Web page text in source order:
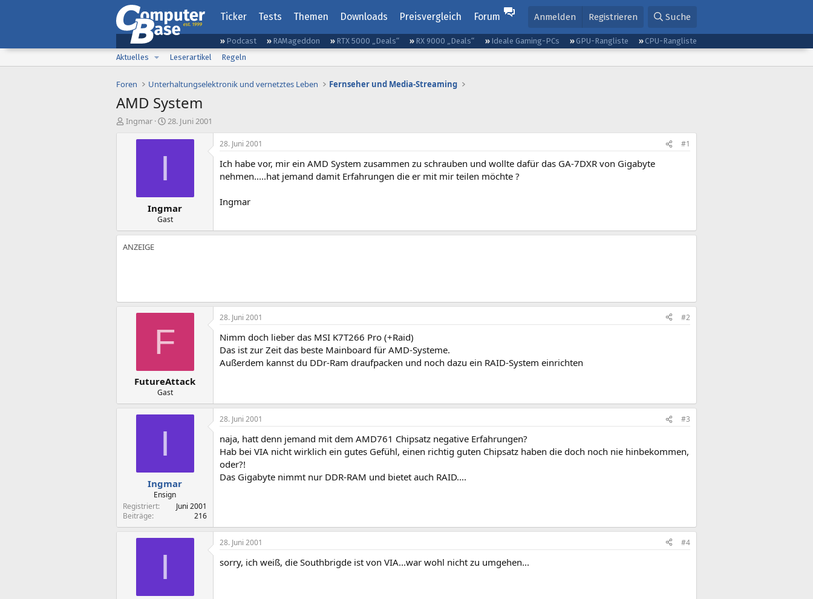
Ticker Tests Themen Downloads Preisvergleich Forum Anmelden Registrieren Suche
Podcast RAMageddon RTX 5000 „Deals“ RX 9000 „Deals“ Ideale Gaming-PCs GPU-Rangliste
CPU-Rangliste
Aktuelles
Leserartikel Regeln
Foren Unterhaltungselektronik und vernetztes Leben Fernseher und Media-Streaming
AMD System
E
Ingmar
E
s
t
a
m
28. Juni 2001
I
Ingmar
Gast
28. Juni 2001 #1
Ich habe vor, mir ein AMD System zusammen zu schrauben und wollte dafür das GA-7DXR von Gigabyte
nehmen.....hat jemand damit Erfahrungen die er mit mir teilen möchte ?
Ingmar
F
FutureAttack
Gast
28. Juni 2001 #2
Nimm doch lieber das MSI K7T266 Pro (+Raid)
Das ist zur Zeit das beste Mainboard für AMD-Systeme.
Außerdem kannst du DDr-Ram draufpacken und noch dazu ein RAID-System einrichten
I
Ingmar
Ensign
Registriert
Juni 2001
Beiträge
216
28. Juni 2001 #3
naja, hatt denn jemand mit dem AMD761 Chipsatz negative Erfahrungen?
Hab bei VIA nicht wirklich ein gutes Gefühl, einen richtig guten Chipsatz haben die doch noch nie hinbekommen,
oder?!
Das Gigabyte nimmt nur DDR-RAM und bietet auch RAID....
I
28. Juni 2001 #4
sorry, ich weiß, die Southbrigde ist von VIA...war wohl nicht zu umgehen...